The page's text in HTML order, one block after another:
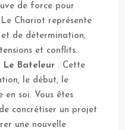
de force pour
Chariot représente
de détermination,
et conflits.
Le Bateleur . Cette
le début, le
soi. Vous êtes
concrétiser un projet
une nouvelle